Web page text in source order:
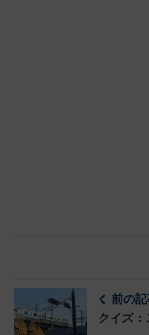
前の
クイズ：